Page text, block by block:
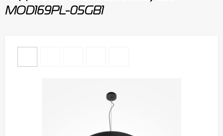
MOD169PL-05GB1